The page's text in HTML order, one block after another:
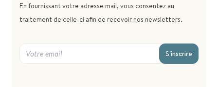
En fournissant votre adresse mail, vous consentez au
traitement de celle-ci afin de recevoir nos newsletters.
S'inscrire